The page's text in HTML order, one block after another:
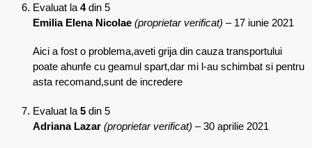
Evaluat la 4din 5
Emilia Elena Nicolae (proprietar verificat) – 17 iunie 2021
Aici a fost o problema,aveti grija din cauza transportului
poate ahunfe cu geamul spart,dar mi l-au schimbat si pentru
asta recomand,sunt de incredere
Evaluat la 5 din 5
Adriana Lazar (proprietar verificat) – 30 aprilie 2021